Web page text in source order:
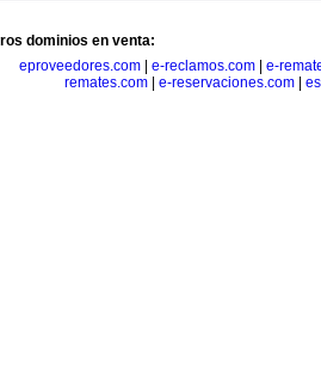
dominios en venta:
eproveedores.com
e-reclamos.com
e-
remates.com| e-reservaciones.com|